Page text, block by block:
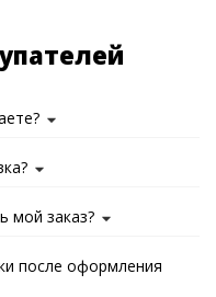
мой заказ?
после оформления